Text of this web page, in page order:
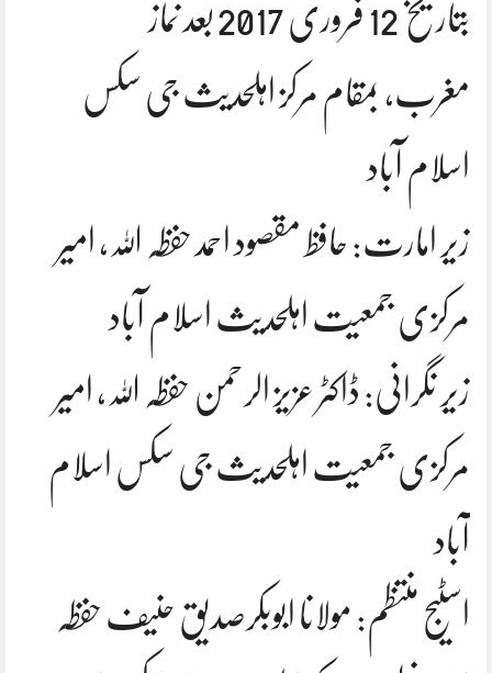
بتاریخ 12 فروری 2017 بعد نماز
مغرب، بمقام مرکز اہلحدیث جی سکس
اسلام آباد
زیر امارت: حافظ مقصود احمد حفظہ اللہ، امیر
مرکزی جمعیت اہلحدیث اسلام آباد
زیر نگرانی: ڈاکٹر عزیز الرحمن حفظہ اللہ، امیر
مرکزی جمعیت اہلحدیث جی سکس اسلام
آباد
اسٹیج منتظم: مولانا ابوبکرصدیق حنیف حفظہ